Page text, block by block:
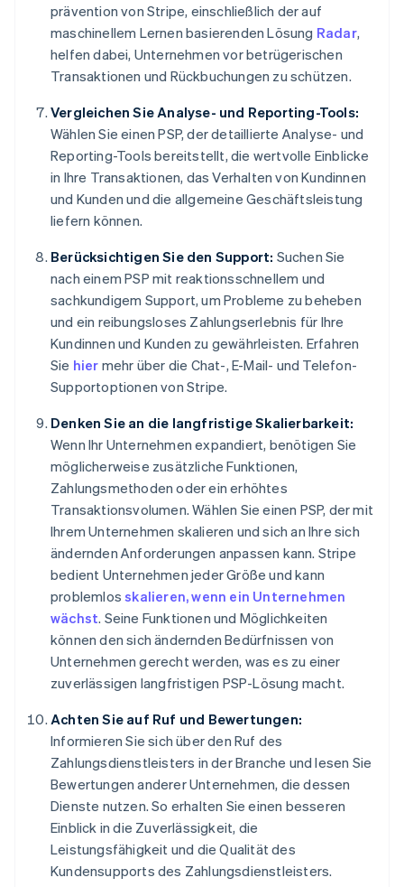
prävention von Stripe, einschließlich der auf
maschinellem Lernen basierenden Lösung Radar,
helfen dabei, Unternehmen vor betrügerischen
Transaktionen und Rückbuchungen zu schützen.
Vergleichen Sie Analyse- und Reporting-Tools:
Wählen Sie einen PSP, der detaillierte Analyse- und
Reporting-Tools bereitstellt, die wertvolle Einblicke
in Ihre Transaktionen, das Verhalten von Kundinnen
und Kunden und die allgemeine Geschäftsleistung
liefern können.
Berücksichtigen Sie den Support: Suchen Sie
nach einem PSP mit reaktionsschnellem und
sachkundigem Support, um Probleme zu beheben
und ein reibungsloses Zahlungserlebnis für Ihre
Kundinnen und Kunden zu gewährleisten. Erfahren
Sie hier mehr über die Chat-, E-Mail- und Telefon-
Supportoptionen von Stripe.
Denken Sie an die langfristige Skalierbarkeit:
Wenn Ihr Unternehmen expandiert, benötigen Sie
möglicherweise zusätzliche Funktionen,
Zahlungsmethoden oder ein erhöhtes
Transaktionsvolumen. Wählen Sie einen PSP, der mit
Ihrem Unternehmen skalieren und sich an Ihre sich
ändernden Anforderungen anpassen kann. Stripe
bedient Unternehmen jeder Größe und kann
problemlosskalieren, wenn ein Unternehmen
wächst. Seine Funktionen und Möglichkeiten
können den sich ändernden Bedürfnissen von
Unternehmen gerecht werden, was es zu einer
zuverlässigen langfristigen PSP-Lösung macht.
Achten Sie auf Ruf und Bewertungen:
Informieren Sie sich über den Ruf des
Zahlungsdienstleisters in der Branche und lesen Sie
Bewertungen anderer Unternehmen, die dessen
Dienste nutzen. So erhalten Sie einen besseren
Einblick in die Zuverlässigkeit, die
Leistungsfähigkeit und die Qualität des
Kundensupports des Zahlungsdienstleisters.